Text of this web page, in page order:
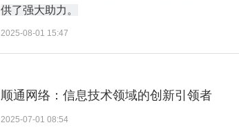
供了强大助力。
2025-08-01 15:47
顺通网络：信息技术领域的创新引领者
2025-07-01 08:54